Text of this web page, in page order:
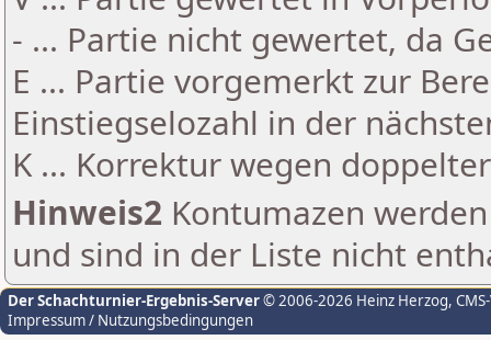
- ... Partie nicht gewertet, da
E ... Partie vorgemerkt zur
Einstiegselozahl in der
K ... Korrektur wegen
Hinweis2 Kontumazen
und sind in der Liste nicht
Der Schachturnier-Ergebnis-Server© 2006-2026 Heinz Herzog,
Impressum / Nutzungsbedingungen